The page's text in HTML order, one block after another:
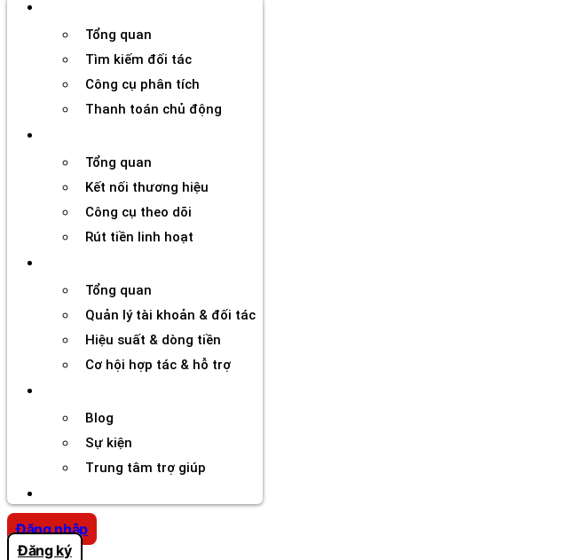
Tổng quan
Tìm kiếm đối tác
Công cụ phân tích
Thanh toán chủ động
Tổng quan
Kết nối thương hiệu
Công cụ theo dõi
Rút tiền linh hoạt
Tổng quan
Quản lý tài khoản & đối tác
Hiệu suất & dòng tiền
Cơ hội hợp tác & hỗ trợ
Blog
Sự kiện
Trung tâm trợ giúp
Đăng nhập
Đăng ký